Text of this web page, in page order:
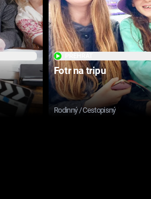
Fotr na tripu
Rodinný / Cestopisný